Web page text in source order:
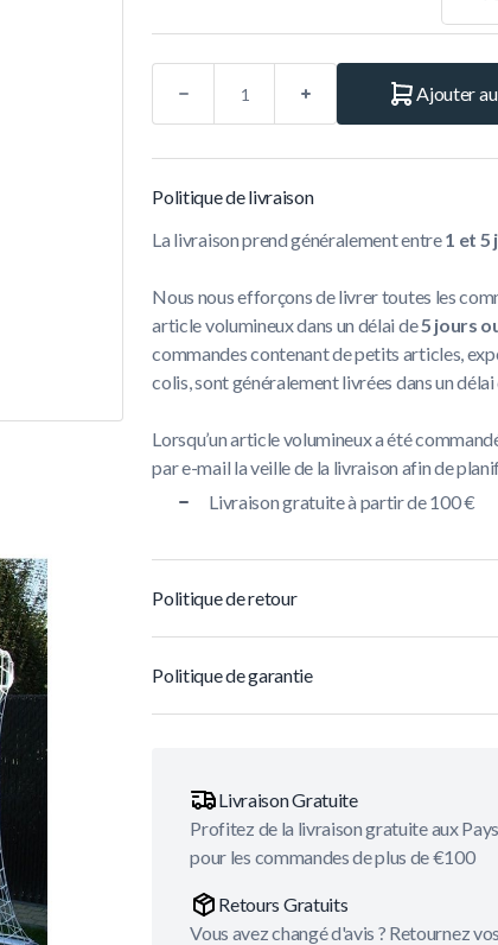
Ajouter
Politique de livraison
La livraison prend généralement entre1 et 5
Nous nous efforçons de livrer toutes les
article volumineux dans un délai de5 jours
commandes contenant de petits articles,
colis, sont généralement livrées dans un délai
Lorsqu’un article volumineux a été
par e-mail la veille de la livraison afin de
Livraison gratuite à partir de 100 €
Politique de retour
Politique de garantie
Livraison Gratuite
Profitez de la livraison gratuite aux
pour les commandes de plus de €100
Retours Gratuits
Vous avez changé d'avis ? Retournez